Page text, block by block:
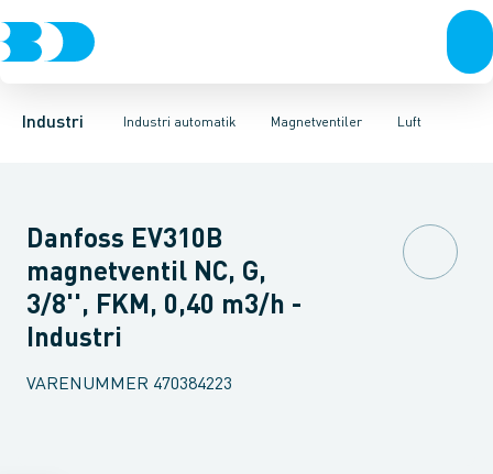
Industri Industri automatik
VentilerRustfrit stålSort stål Galvaniseret stål PlastIndustri
Magnetventiler
MagnetventilerSpoler til ventilerPressostater Termostater
Luft
VandOlie DampHøjtryk max 40 barReservedeleTilbehør
Danfoss EV310B
magnetventil NC, G,
3/8'', FKM, 0,40 m3/h -
Industri
VARENUMMER 470384223